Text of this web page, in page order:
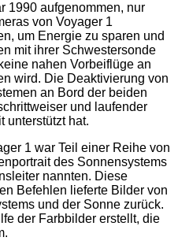
1990 aufgenommen, nur
von Voyager 1
um Energie zu sparen und
mit ihrer Schwestersonde
nahen Vorbeiflüge an
wird. Die Deaktivierung von
an Bord der beiden
und laufender
unterstützt hat.
1 war Teil einer Reihe von
des Sonnensystems
nannten. Diese
Befehlen lieferte Bilder von
und der Sonne zurück.
der Farbbilder erstellt, die